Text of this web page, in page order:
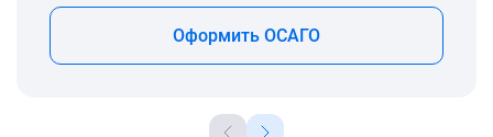
Оформить ОСАГО